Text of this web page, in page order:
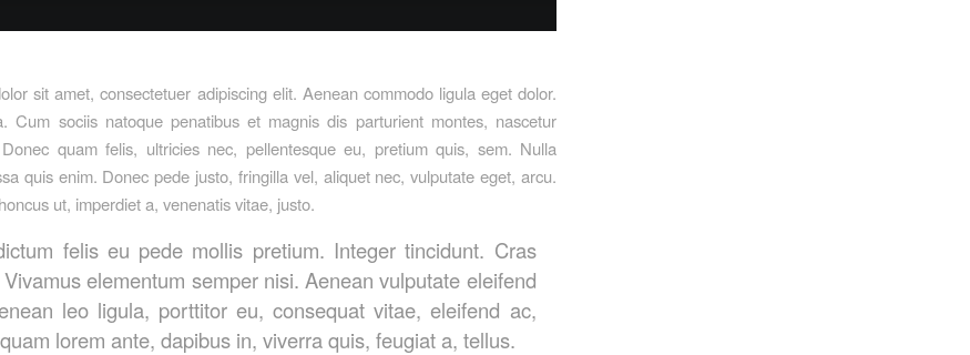
sit amet, consectetuer adipiscing elit. Aenean commodo ligula eget dolor.
Cum sociis natoque penatibus et magnis dis parturient montes, nascetur
quam felis, ultricies nec, pellentesque eu, pretium quis, sem. Nulla
quis enim. Donec pede justo, fringilla vel, aliquet nec, vulputate eget, arcu.
ut, imperdiet a, venenatis vitae, justo.
felis eu pede mollis pretium. Integer tincidunt. Cras
elementum semper nisi. Aenean vulputate eleifend
leo ligula, porttitor eu, consequat vitae, eleifend ac,
lorem ante, dapibus in, viverra quis, feugiat a, tellus.